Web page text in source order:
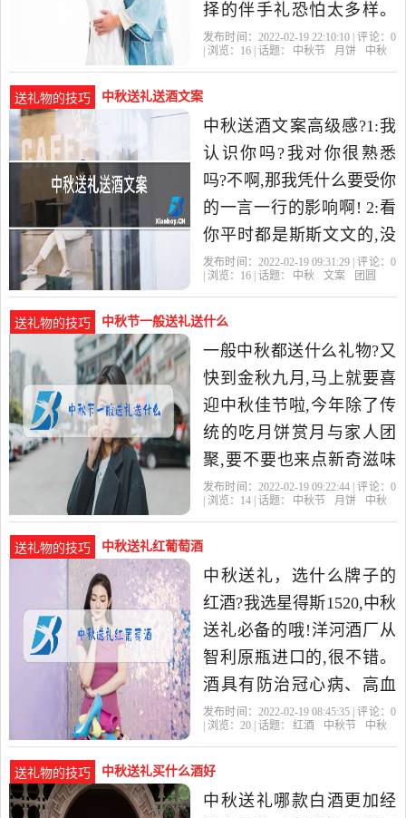
择的伴手礼恐怕太多样。
我所在的城市是海滨城市,
发布时间：2022-02-19 22:10:10 | 评论： 0
| 浏览： 16 | 话题： 中秋节 月饼 中秋
送礼物的技巧 中秋送礼送酒文案
中秋送酒文案高级感?1:我
认识你吗?我对你很熟悉
吗?不啊,那我凭什么要受你
的一言一行的影响啊! 2:看
你平时都是斯斯文文的,没
想到,到了酒桌上,几杯红酒
发布时间：2022-02-19 09:31:29 | 评论： 0
| 浏览： 16 | 话题： 中秋 文案 团圆
送礼物的技巧 中秋节一般送礼送什么
一般中秋都送什么礼物?又
快到金秋九月,马上就要喜
迎中秋佳节啦,今年除了传
统的吃月饼赏月与家人团
聚,要不要也来点新奇滋味
呢?送中秋贺礼,来看看小印
发布时间：2022-02-19 09:22:44 | 评论： 0
| 浏览： 14 | 话题： 中秋节 月饼 中秋
送礼物的技巧 中秋送礼红葡萄酒
中秋送礼，选什么牌子的
红酒?我选星得斯1520,中秋
送礼必备的哦!洋河酒厂从
智利原瓶进口的,很不错。
酒具有防治冠心病、高血
脂症、抗氧化、扫除自由
过敏
发布时间：2022-02-19 08:45:35 | 评论： 0
| 浏览： 20 | 话题： 红酒 中秋节 中秋
送礼物的技巧 中秋送礼买什么酒好
中秋送礼哪款白酒更加经